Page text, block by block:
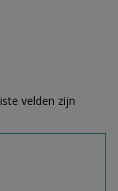
velden zijn